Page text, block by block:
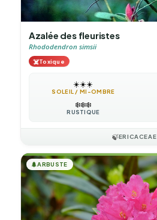
Azalée des fleuristes
Rhododendron simsii
☠️Toxique
☀️☀️☀️
SOLEIL / MI-OMBRE
❄️❄️❄️
RUSTIQUE
🍃ERICACEAE
🌲ARBUSTE